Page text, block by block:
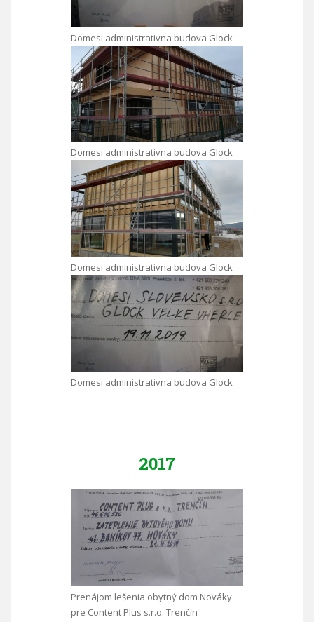
Domesi administrativna budova Glock
Domesi administrativna budova Glock
Domesi administrativna budova Glock
Domesi administrativna budova Glock
2017
Prenájom lešenia obytný dom Nováky
pre Content Plus s.r.o. Trenčín